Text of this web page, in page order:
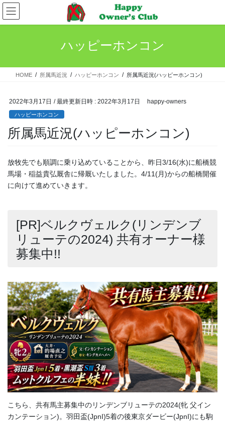
コ
ン
テ
ス
ナ
ビ
ゲ
ン
ハッピーホンコン
HOME 所属馬近況 ハッピーホンコン 所属馬近況(ハッピーホンコン)
2022年3月17日 / 最終更新日時 : 2022年3月17日 happy-owners
ハッピーホンコン
所属馬近況(ハッピーホンコン)
放牧先でも順調に乗り込めていることから、昨日3/16(水)に船橋競
馬場・稲益貴弘厩舎に帰厩いたしました。4/11(月)からの船橋開催
に向けて進めていきます。
[PR]ベルクヴェルク(リンデンブ
リューテの2024) 共有オーナー様
募集中!!
こちら、共有馬主募集中のリンデンブリューテの2024(牝 父イン
カンテーション)。羽田盃(JpnI)5着の後東京ダービー(JpnI)にも駒